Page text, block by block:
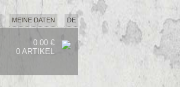
MEINE DATEN
DE
0.00 €
0 ARTIKEL